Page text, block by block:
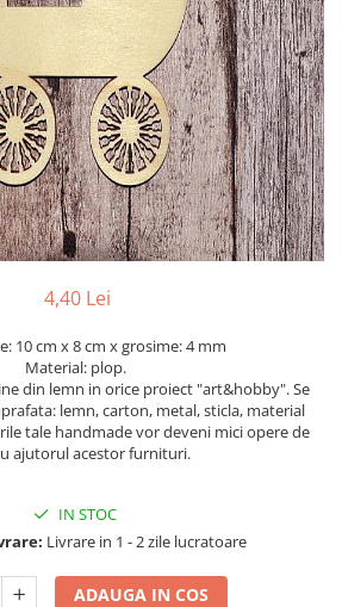
placute
4,40 Lei
10 cm x 8 cm x grosime: 4 mm
Material: plop.
din lemn in orice proiect "art&hobby". Se
lemn, carton, metal, sticla, material
tale handmade vor deveni mici opere de
ajutorul acestor furnituri.
IN STOC
Livrare in 1 - 2 zile lucratoare
ADAUGA IN COS